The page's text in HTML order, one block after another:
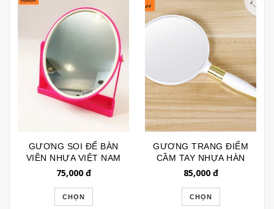
GƯƠNG SOI ĐỂ BÀN
VIỀN NHỰA VIỆT NAM
143 (CODE: GTD143)
75,000đ
CHỌN
GƯƠNG TRANG ĐIỂM
CẦM TAY NHỰA HÀN
QUỐC GTD141
85,000đ
CHỌN